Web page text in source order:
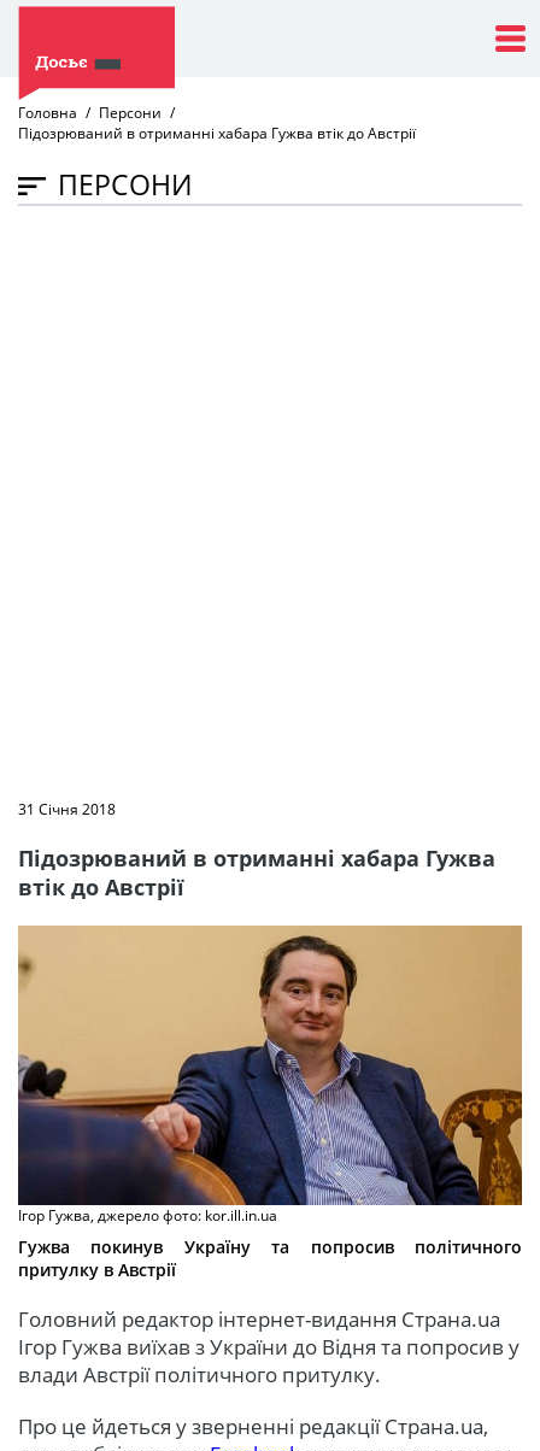
Головна
Персони
Підозрюваний в отриманні хабара Гужва втік до Австрії
ПЕРСОНИ
31 Січня 2018
Підозрюваний в отриманні хабара Гужва
втік до Австрії
Ігор Гужва, джерело фото: kor.ill.in.ua
Гужва покинув Україну та попросив політичного
притулку в Австрії
Головний редактор інтернет-видання Страна.ua
Ігор Гужва виїхав з України до Відня та попросив у
влади Австрії політичного притулку.
Про це йдеться у зверненні редакції Страна.ua,